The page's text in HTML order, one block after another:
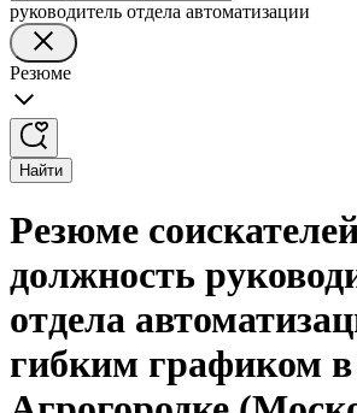
руководитель отдела автоматизации
Резюме
Найти
Резюме
должность
отдела
гибким графиком в